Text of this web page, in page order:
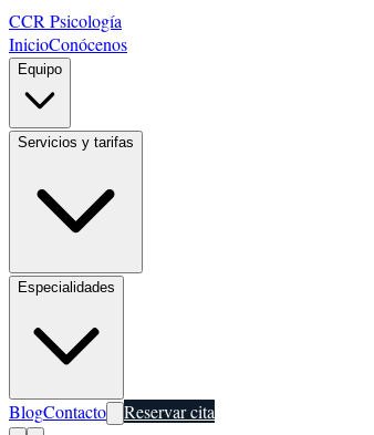
CCR Psicología
InicioConócenos
Equipo
Servicios y tarifas
Especialidades
BlogContacto Reservar cita